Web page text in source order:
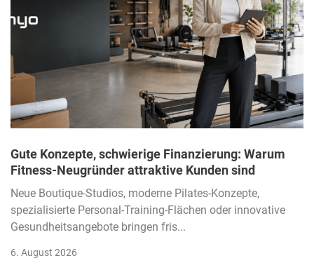
Gute Konzepte, schwierige Finanzierung: Warum
Fitness-Neugründer attraktive Kunden sind
Neue Boutique-Studios, moderne Pilates-Konzepte,
spezialisierte Personal-Training-Flächen oder innovative
Gesundheitsangebote bringen fris...
6. August 2026